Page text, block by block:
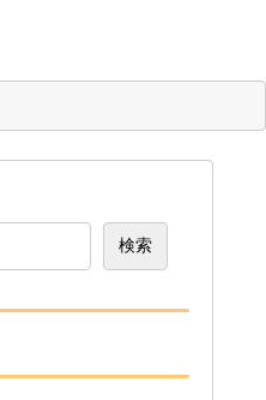
検索